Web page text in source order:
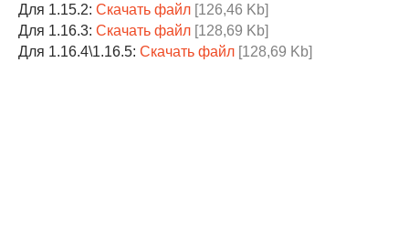
Для 1.15.2: Скачать файл [126,46 Kb]
Для 1.16.3: Скачать файл [128,69 Kb]
Для 1.16.4\1.16.5: Скачать файл [128,69 Kb]